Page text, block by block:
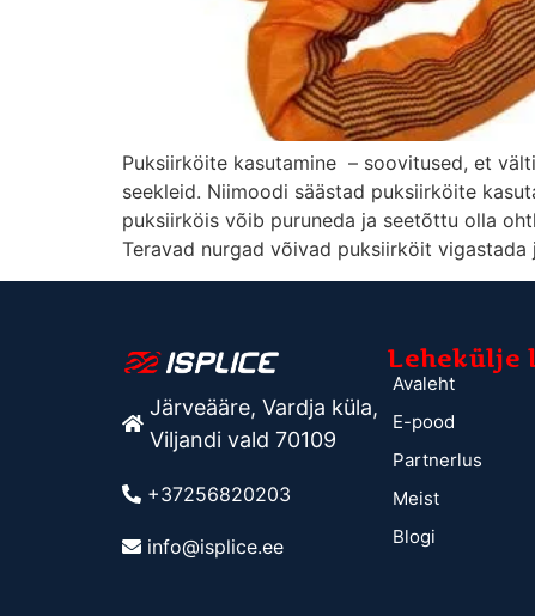
Puksiirköite kasutamine – soovitused, et
seekleid. Niimoodi säästad puksiirköite
puksiirköis võib puruneda ja seetõttu olla
Teravad nurgad võivad puksiirköit
Järveääre, Vardja küla,
Viljandi vald 70109
+37256820203
info@isplice.ee
Lehekülje
Avaleht
E-pood
Partnerlus
Meist
Blogi